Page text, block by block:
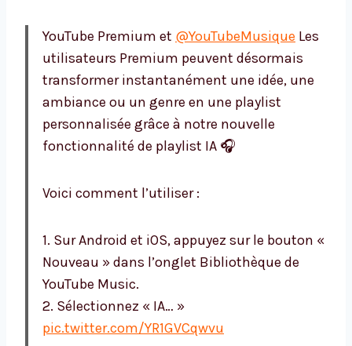
YouTube Premium et @YouTubeMusique Les
utilisateurs Premium peuvent désormais
transformer instantanément une idée, une
ambiance ou un genre en une playlist
personnalisée grâce à notre nouvelle
fonctionnalité de playlist IA 🎧
Voici comment l’utiliser :
1. Sur Android et iOS, appuyez sur le bouton «
Nouveau » dans l’onglet Bibliothèque de
YouTube Music.
2. Sélectionnez « IA… »
pic.twitter.com/YR1GVCqwvu